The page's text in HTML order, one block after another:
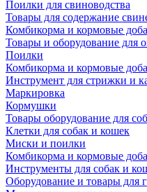
Поилки для свиноводства
Товары для содержание
Комбикорма и кормовые
Товары и оборудование для
Поилки
Комбикорма и кормовые
Инструмент для стрижки и
Маркировка
Кормушки
Товары оборудование для
Клетки для собак и кошек
Миски и поилки
Комбикорма и кормовые
Инструменты для собак и
Оборудование и товары для